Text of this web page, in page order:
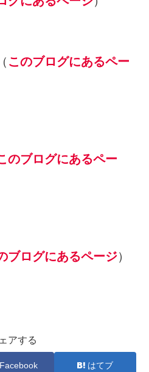
（ このブログにあるペー
のブログにあるペー
ブログにあるページ）
アする
Facebook はてブ